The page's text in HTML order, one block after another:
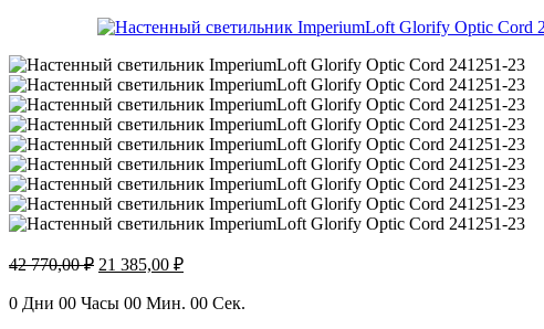
42 770,00₽ Первоначальная
составляла
21 385,00 ₽Текущая
21
0 Дни 00 Часы 00 Мин. 00 Сек.